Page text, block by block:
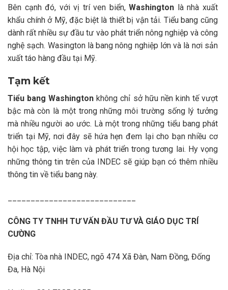
Bên cạnh đó, với vị trí ven biển,Washington là nhà xuất
khẩu chính ở Mỹ, đặc biệt là thiết bị vận tải. Tiểu bang cũng
dành rất nhiều sự đầu tư vào phát triển nông nghiệp và công
nghệ sạch. Wasington là bang nông nghiệp lớn và là nơi sản
xuất táo hàng đầu tại Mỹ.
Tạm kết
Tiểu bang Washington không chỉ sở hữu nền kinh tế vượt
bậc mà còn là một trong những môi trường sống lý tưởng
mà nhiều người ao ước. Là một trong những tiểu bang phát
triển tại Mỹ, nơi đây sẽ hứa hẹn đem lại cho bạn nhiều cơ
hội học tập, việc làm và phát triển trong tương lai. Hy vọng
những thông tin trên của INDEC sẽ giúp bạn có thêm nhiều
thông tin về tiểu bang này.
CÔNG TY TNHH TƯ VẤN ĐẦU TƯ VÀ GIÁO DỤC TRÍ
CƯỜNG
Địa chỉ: Tòa nhà INDEC, ngõ 474 Xã Đàn, Nam Đồng, Đống
Đa, Hà Nội